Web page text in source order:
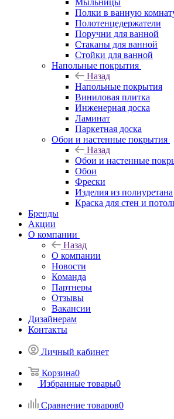
Мыльницы
Полки в ванную
Полотенцедержатели
Поручни для ванной
Стаканы для ванной
Стойки для ванной
Напольные покрытия
Назад
Напольные покрытия
Виниловая плитка
Инженерная доска
Ламинат
Паркетная доска
Обои и настенные покрытия
Назад
Обои и настенные
Обои
Фрески
Изделия из полиуретана
Краска для стен и
Бренды
Акции
О компании
Назад
О компании
Новости
Команда
Партнеры
Отзывы
Вакансии
Дизайнерам
Контакты
Личный кабинет
Корзина0
Избранные товары0
Сравнение товаров0